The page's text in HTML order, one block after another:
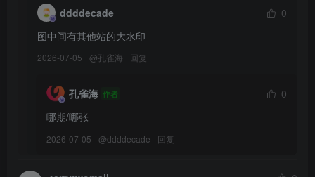
[MiiTao蜜桃社] 2016.07.04 Vol.019 陌子Mandy第二刊
[MiiTao蜜桃社] 2016.06.29 Vol.018 陌子Mandy
[MiiTao蜜桃社] 2016.06.24 Vol.017 沐子熙V
[MiiTao蜜桃社] 2016.06.21 Vol.016 沐子熙V
[MiiTao蜜桃社] 2016.06.14 Vol.014 米琪MIKI
[MiiTao蜜桃社] 2016.06.12 Vol.013 晓雯
[MiiTao蜜桃社] 2016.06.08 Vol.012 萱萱Cecilia
[MiiTao蜜桃社] 2016.05.30 Vol.010 铃木
ddddecade
0
图中间有其他站的大水印
2026-07-05 @孔雀海 回复
孔雀海 作者
0
哪期/哪张
2026-07-05 @ddddecade 回复